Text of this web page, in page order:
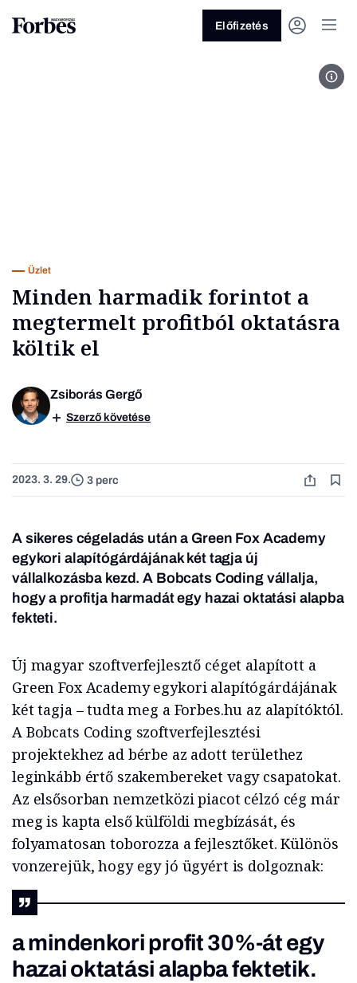
Előfizetés
Üzlet
Minden harmadik forintot a
megtermelt profitból oktatásra
költik el
Zsiborás Gergő
Szerző követése
2023. 3. 29. 3 perc
A sikeres cégeladás után a Green Fox Academy
egykori alapítógárdájának két tagja új
vállalkozásba kezd. A Bobcats Coding vállalja,
hogy a profitja harmadát egy hazai oktatási alapba
fekteti.
Új magyar szoftverfejlesztő céget alapított a
Green Fox Academy egykori alapítógárdájának
két tagja – tudta meg a Forbes.hu az alapítóktól.
A Bobcats Coding szoftverfejlesztési
projektekhez ad bérbe az adott területhez
leginkább értő szakembereket vagy csapatokat.
Az elsősorban nemzetközi piacot célzó cég már
meg is kapta első külföldi megbízását, és
folyamatosan toborozza a fejlesztőket. Különös
vonzerejük, hogy egy jó ügyért is dolgoznak:
a mindenkori profit 30%-át egy
hazai oktatási alapba fektetik.